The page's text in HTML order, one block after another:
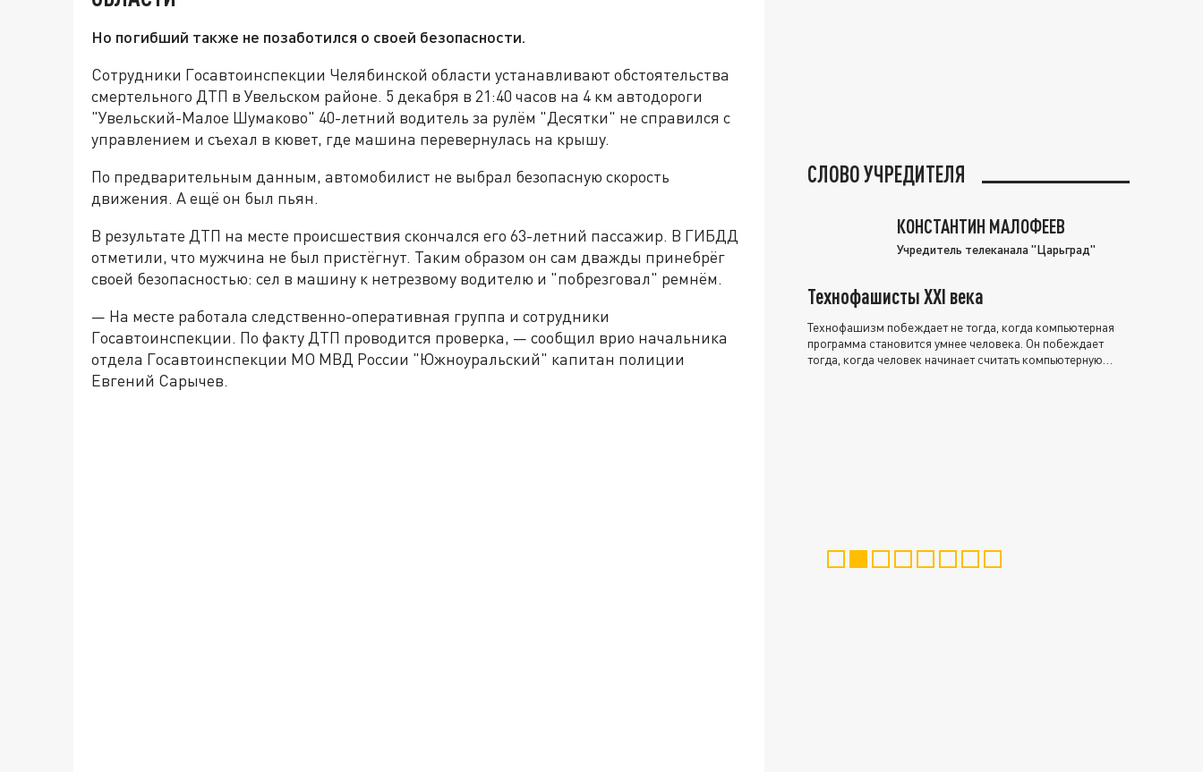
Но погибший также не позаботился о своей безопасности.
Сотрудники Госавтоинспекции Челябинской области устанавливают обстоятельства
смертельного ДТП в Увельском районе. 5 декабря в 21:40 часов на 4 км автодороги
"Увельский-Малое Шумаково" 40-летний водитель за рулём "Десятки" не справился с
управлением и съехал в кювет, где машина перевернулась на крышу.
По предварительным данным, автомобилист не выбрал безопасную скорость
движения. А ещё он был пьян.
В результате ДТП на месте происшествия скончался его 63-летний пассажир. В ГИБДД
отметили, что мужчина не был пристёгнут. Таким образом он сам дважды принебрёг
своей безопасностью: сел в машину к нетрезвому водителю и "побрезговал" ремнём.
— На месте работала следственно-оперативная группа и сотрудники
Госавтоинспекции. По факту ДТП проводится проверка, — сообщил врио начальника
отдела Госавтоинспекции МО МВД России "Южноуральский" капитан полиции
Евгений Сарычев.
СЛОВО УЧРЕДИТЕЛЯ
КОНСТАНТИН МАЛОФЕЕВ
Учредитель телеканала "Царьград"
Технофашисты XXI века
Технофашизм побеждает не тогда, когда компьютерная
программа становится умнее человека. Он побеждает
тогда, когда человек начинает считать компьютерную